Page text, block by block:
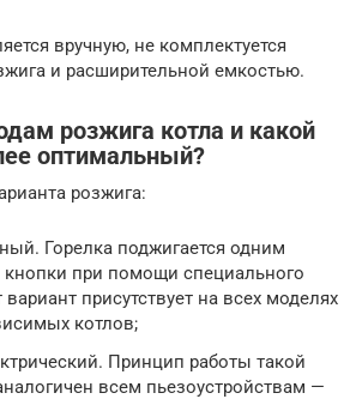
вручную, не комплектуется
и расширительной емкостью.
розжига котла и какой
оптимальный?
розжига:
Горелка поджигается одним
при помощи специального
вариант присутствует на всех моделях
котлов;
Принцип работы такой
всем пьезоустройствам —